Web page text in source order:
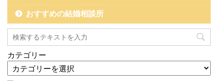
おすすめの結婚相談所
カテゴリー